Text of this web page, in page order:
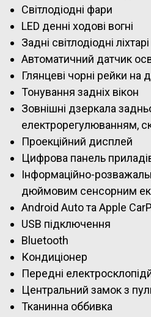
Світлодіодні фари
LED денні ходові вогні
Задні світлодіодні ліхтарі
Автоматичний датчик
Глянцеві чорні рейки на
Тонування задніх вікон
Зовнішні дзеркала
електрорегулюванням,
Проекційний дисплей
Цифрова панель
Інформаційно-
дюймовим сенсорним
Android Auto та Apple
USB підключення
Bluetooth
Кондиціонер
Передні
Центральний замок з
Тканинна оббивка